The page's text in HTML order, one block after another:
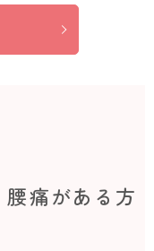
痛がある方